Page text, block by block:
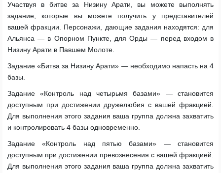
Участвуя в битве за Низину Арати, вы можете выполнять
задание, которые вы можете получить у представителей
вашей фракции. Персонажи, дающие задания находятся: для
Альянса — в Опорном Пункте, для Орды — перед входом в
Низину Арати в Павшем Молоте.
Задание «Битва за Низину Арати» — необходимо напасть на 4
базы.
Задание «Контроль над четырьмя базами» — становится
доступным при достижении дружелюбия с вашей фракцией.
Для выполнения этого задания ваша группа должна захватить
и контролировать 4 базы одновременно.
Задание «Контроль над пятью базами» — становится
доступным при достижении превознесения с вашей фракцией.
Для выполнения этого задания ваша группа должна захватить